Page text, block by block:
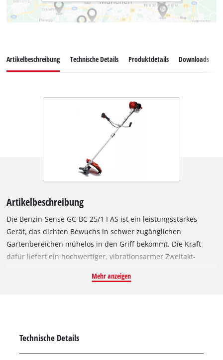
Artikelbeschreibung Technische Details Produktdetails Downloads
Artikelbeschreibung
Die Benzin-Sense GC-BC 25/1 I AS ist ein leistungsstarkes
Gerät, das dichten Bewuchs in schwer zugänglichen
Gartenbereichen mühelos in den Griff bekommt. Die Kraft
dafür liefert ein hochwertiger, vibrationsarmer Zweitakt-
Bedienelemente der Sense sind gut erreichbar am universell
Messer oder einer Doppel-Fadenspule mit Tipp-Automatik
bestückt werden, die im Lieferumfang enthalten sind. Die GC-
Mehr anzeigen
Technische Details